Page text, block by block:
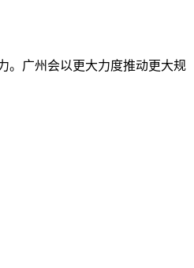
。广州会以更大力度推动更大规